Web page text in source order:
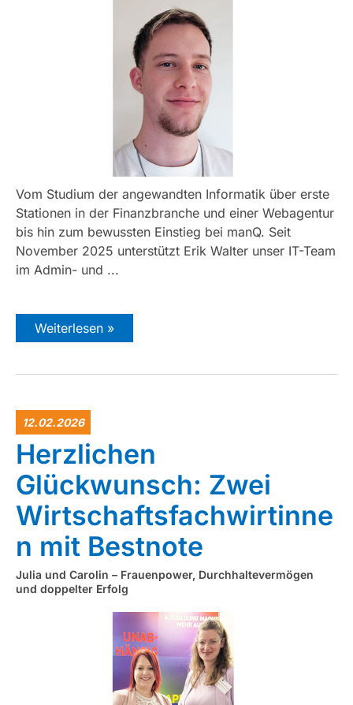
Vom Studium der angewandten Informatik über erste
Stationen in der Finanzbranche und einer Webagentur
bis hin zum bewussten Einstieg bei manQ. Seit
November 2025 unterstützt Erik Walter unser IT-Team
im Admin- und ...
Weiterlesen »
12.02.2026
Herzlichen
Glückwunsch: Zwei
Wirtschaftsfachwirtinne
n mit Bestnote
Julia und Carolin – Frauenpower, Durchhaltevermögen
und doppelter Erfolg